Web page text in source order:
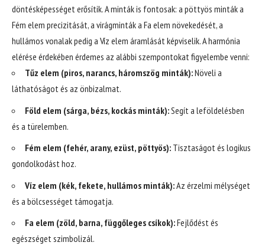
döntésképességet erősítik. A minták is fontosak: a pöttyös minták a
Fém elem precizitását, a virágminták a Fa elem növekedését, a
hullámos vonalak pedig a Víz elem áramlását képviselik. A harmónia
elérése érdekében érdemes az alábbi szempontokat figyelembe venni:
Tűz elem (piros, narancs, háromszög minták):Növeli a
láthatóságot és az önbizalmat.
Föld elem (sárga, bézs, kockás minták):Segít a leföldelésben
és a türelemben.
Fém elem (fehér, arany, ezüst, pöttyös): Tisztaságot és logikus
gondolkodást hoz.
Víz elem (kék, fekete, hullámos minták):Az érzelmi mélységet
és a bölcsességet támogatja.
Fa elem (zöld, barna, függőleges csíkok):Fejlődést és
egészséget szimbolizál.